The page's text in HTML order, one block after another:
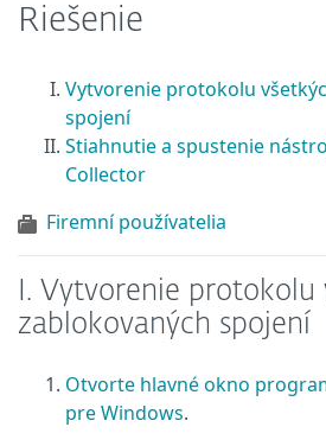
Riešenie
Vytvorenie protokolu
spojení
Stiahnutie a spustenie
Collector
Firemní používatelia
I. Vytvorenie protokolu
zablokovaných spojení
Otvorte hlavné okno
pre Windows.